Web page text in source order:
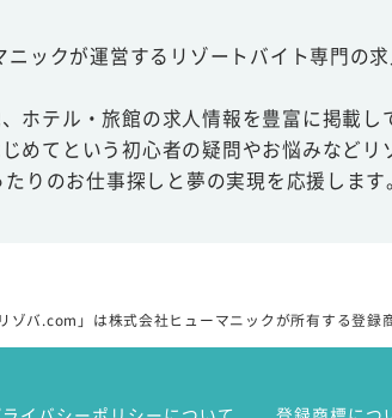
ックが運営するリゾートバイト専門の
ホテル・旅館の求人情報を豊富に掲載
めてという初心者の疑問やお悩みなど
りのお仕事探しと夢の実現を応援します。
ゾバ.com」は株式会社ヒューマニックが所有する登録